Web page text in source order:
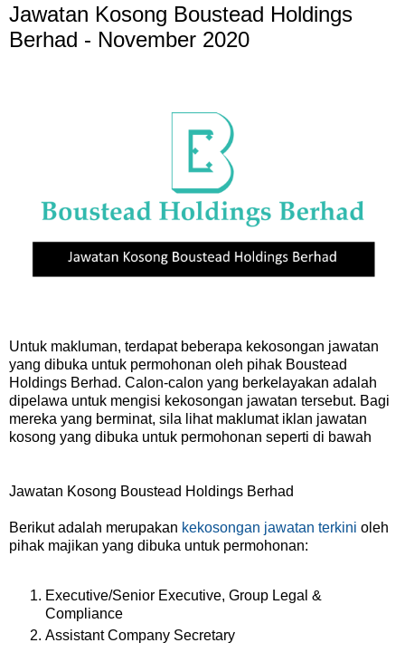
Jawatan Kosong Boustead Holdings
Berhad - November 2020
Untuk makluman, terdapat beberapa kekosongan jawatan
yang dibuka untuk permohonan oleh pihak Boustead
Holdings Berhad. Calon-calon yang berkelayakan adalah
dipelawa untuk mengisi kekosongan jawatan tersebut. Bagi
mereka yang berminat, sila lihat maklumat iklan jawatan
kosong yang dibuka untuk permohonan seperti di bawah
Jawatan Kosong Boustead Holdings Berhad
Berikut adalah merupakan kekosongan jawatan terkini oleh
pihak majikan yang dibuka untuk permohonan:
Executive/Senior Executive, Group Legal &
Compliance
Assistant Company Secretary